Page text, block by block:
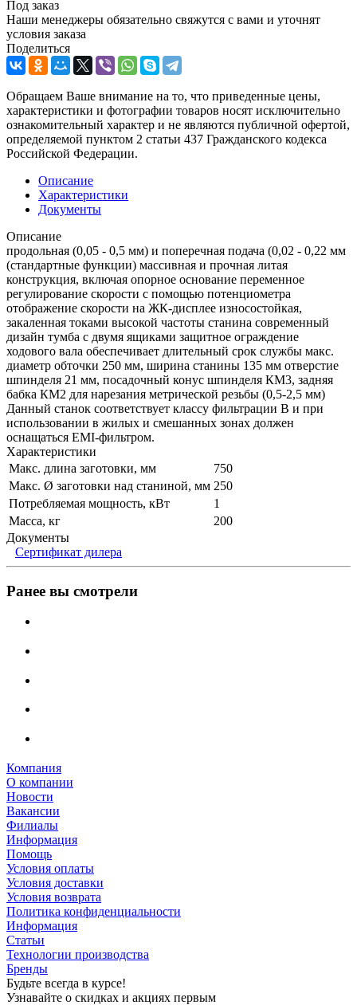
Под заказ
Наши менеджеры обязательно свяжутся с вами и уточнят
условия заказа
Поделиться
Обращаем Ваше внимание на то, что приведенные цены,
характеристики и фотографии товаров носят исключительно
ознакомительный характер и не являются публичной офертой,
определяемой пунктом 2 статьи 437 Гражданского кодекса
Российской Федерации.
Описание
Характеристики
Документы
Описание
продольная (0,05 - 0,5 мм) и поперечная подача (0,02 - 0,22 мм
(стандартные функции) массивная и прочная литая
конструкция, включая опорное основание переменное
регулирование скорости с помощью потенциометра
отображение скорости на ЖК-дисплее износостойкая,
закаленная токами высокой частоты станина современный
дизайн тумба с двумя ящиками защитное ограждение
ходового вала обеспечивает длительный срок службы макс.
диаметр обточки 250 мм, ширина станины 135 мм отверстие
шпинделя 21 мм, посадочный конус шпинделя КМ3, задняя
бабка КМ2 для нарезания метрической резьбы (0,5-2,5 мм)
Данный станок соответствует классу фильтрации В и при
использовании в жилых и смешанных зонах должен
оснащаться EMI-фильтром.
Характеристики
Макс. длина заготовки, мм
750
Макс. Ø заготовки над станиной, мм 250
Потребляемая мощность, кВт
1
Масса, кг
200
Документы
Сертификат дилера
Ранее вы смотрели
Компания
О компании
Новости
Вакансии
Филиалы
Информация
Помощь
Условия оплаты
Условия доставки
Условия возврата
Политика конфиденциальности
Информация
Статьи
Технологии производства
Бренды
Будьте всегда в курсе!
Узнавайте о скидках и акциях первым